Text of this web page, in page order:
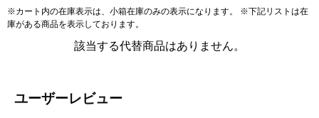
※カート内の在庫表示は、小箱在庫のみの表示になります。 ※下記リストは在
庫がある商品を表示しております。
該当する代替商品はありません。
ユーザーレビュー